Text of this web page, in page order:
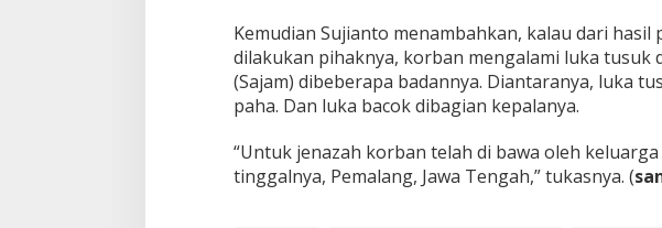
Kemudian Sujianto menambahkan, kalau dari
dilakukan pihaknya, korban mengalami luka tusuk
(Sajam) dibeberapa badannya. Diantaranya, luka
paha. Dan luka bacok dibagian kepalanya.
“Untuk jenazah korban telah di bawa oleh
tinggalnya, Pemalang, Jawa Tengah,” tukasnya. (